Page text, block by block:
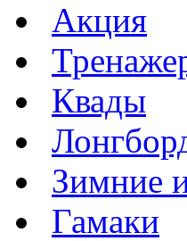
Акция
Квады
Зимние
Гамаки